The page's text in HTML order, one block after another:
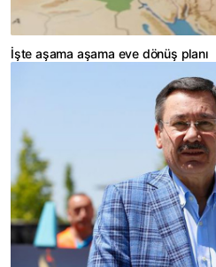
İşte aşama aşama eve dönüş planı